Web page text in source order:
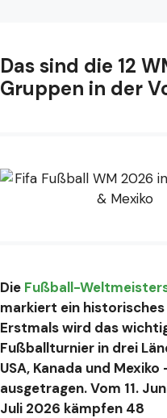
Das sind die 12
Gruppen in der
Die Fußball-
markiert ein historisches
Erstmals wird das
Fußballturnier in drei
USA, Kanada und Mexiko
ausgetragen. Vom 11.
Juli 2026 kämpfen 48